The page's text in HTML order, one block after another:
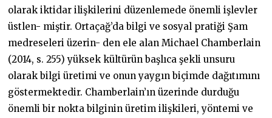
olarak iktidar ilişkilerini düzenlemede önemli işlevler
üstlen- miştir. Ortaçağ’da bilgi ve sosyal pratiği Şam
medreseleri üzerin- den ele alan Michael Chamberlain
(2014, s. 255) yüksek kültürün başlıca şekli unsuru
olarak bilgi üretimi ve onun yaygın biçimde dağıtımını
göstermektedir. Chamberlain’ın üzerinde durduğu
önemli bir nokta bilginin üretim ilişkileri, yöntemi ve